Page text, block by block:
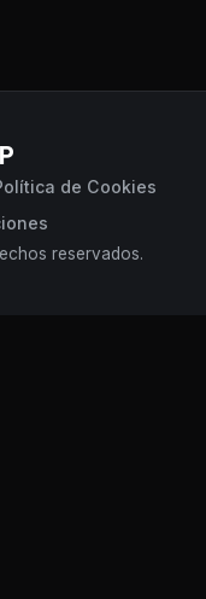
de Cookies
reservados.